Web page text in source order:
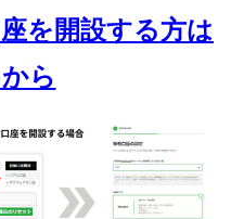
を開設する方は
ら